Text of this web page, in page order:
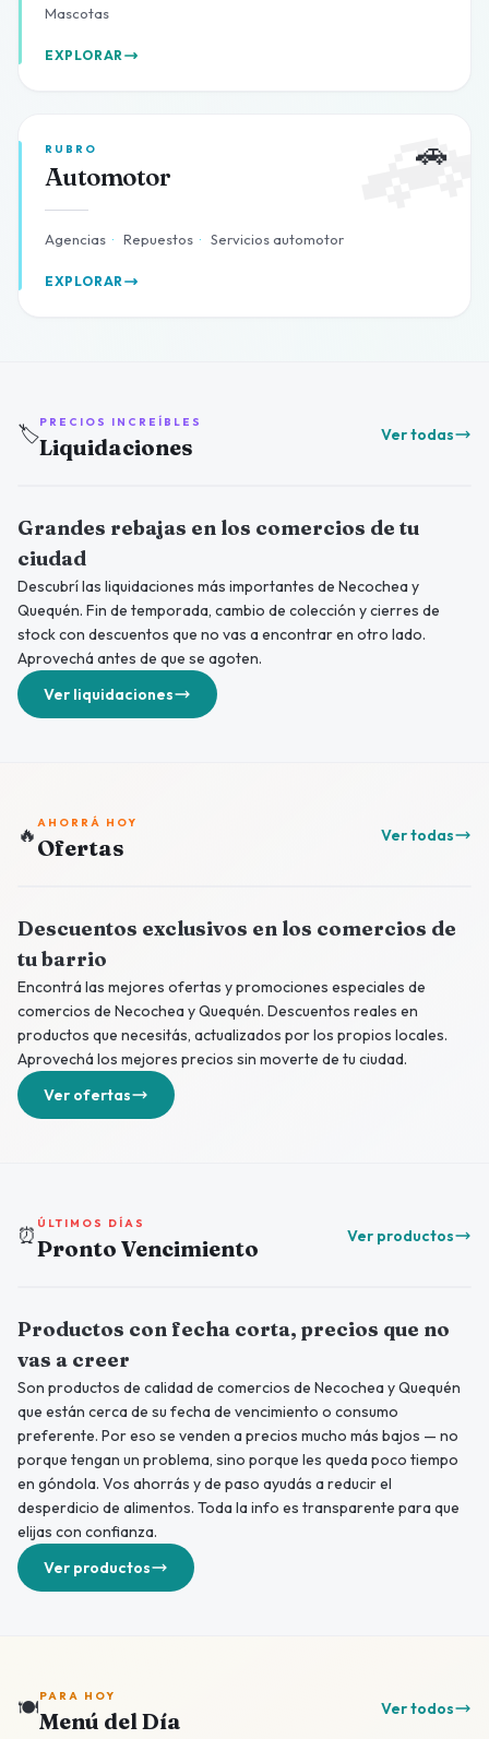
Mascotas
EXPLORAR
🚗
RUBRO
Automotor
Agencias · Repuestos · Servicios automotor
EXPLORAR
🏷️PRECIOS INCREÍBLES
Liquidaciones Ver todas
Grandes rebajas en los comercios de tu
ciudad
Descubrí las liquidaciones más importantes de Necochea y
Quequén. Fin de temporada, cambio de colección y cierres de
stock con descuentos que no vas a encontrar en otro lado.
Aprovechá antes de que se agoten.
Ver liquidaciones
🔥 AHORRÁ HOY
Ofertas Ver todas
Descuentos exclusivos en los comercios de
tu barrio
Encontrá las mejores ofertas y promociones especiales de
comercios de Necochea y Quequén. Descuentos reales en
productos que necesitás, actualizados por los propios locales.
Aprovechá los mejores precios sin moverte de tu ciudad.
Ver ofertas
⏰ ÚLTIMOS DÍAS
Pronto Vencimiento Ver productos
Productos con fecha corta, precios que no
vas a creer
Son productos de calidad de comercios de Necochea y Quequén
que están cerca de su fecha de vencimiento o consumo
preferente. Por eso se venden a precios mucho más bajos — no
porque tengan un problema, sino porque les queda poco tiempo
en góndola. Vos ahorrás y de paso ayudás a reducir el
desperdicio de alimentos. Toda la info es transparente para que
elijas con confianza.
Ver productos
🍽️PARA HOY
Menú del Día Ver todos